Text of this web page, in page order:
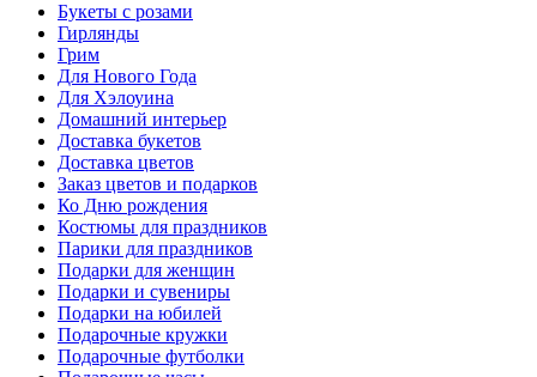
Букеты с розами
Гирлянды
Грим
Для Нового Года
Для Хэлоуина
Домашний интерьер
Доставка букетов
Доставка цветов
Заказ цветов и подарков
Ко Дню рождения
Костюмы для праздников
Парики для праздников
Подарки для женщин
Подарки и сувениры
Подарки на юбилей
Подарочные кружки
Подарочные футболки